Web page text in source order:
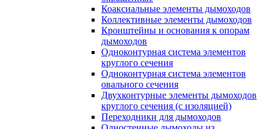
Коаксиальные элементы дымоходов
Коллективные элементы дымоходов
Кронштейны и основания к опорам
дымоходов
Одноконтурная система элементов
круглого сечения
Одноконтурная система элементов
овального сечения
Двухконтурные элементы дымоходов
круглого сечения (с изоляцией)
Переходники для дымоходов